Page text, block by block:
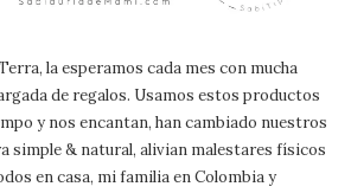
la esperamos cada mes con mucha
de regalos. Usamos estos productos
y nos encantan, han cambiado nuestros
simple & natural, alivian malestares físicos
en casa, mi familia en Colombia y